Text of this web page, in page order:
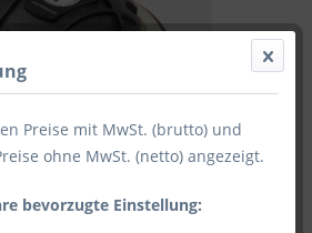
Preise mit MwSt. (brutto) und
ohne MwSt. (netto) angezeigt.
bevorzugte Einstellung: